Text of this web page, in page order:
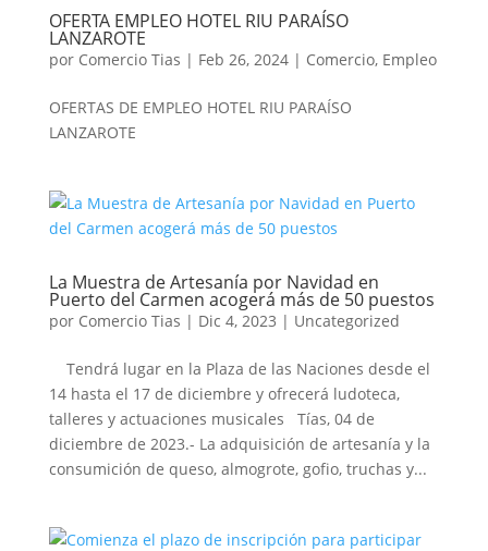
OFERTA EMPLEO HOTEL RIU PARAÍSO
LANZAROTE
por Comercio Tias | Feb 26, 2024| Comercio, Empleo
OFERTAS DE EMPLEO HOTEL RIU PARAÍSO
LANZAROTE
La Muestra de Artesanía por Navidad en
Puerto del Carmen acogerá más de 50 puestos
por Comercio Tias | Dic 4, 2023 | Uncategorized
Tendrá lugar en la Plaza de las Naciones desde el
14 hasta el 17 de diciembre y ofrecerá ludoteca,
talleres y actuaciones musicales Tías, 04 de
diciembre de 2023.- La adquisición de artesanía y la
consumición de queso, almogrote, gofio, truchas y...